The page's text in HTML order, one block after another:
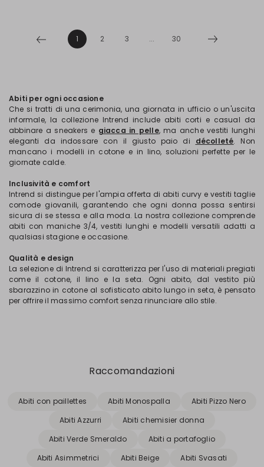
1 2 3 ... 30
Abiti per ogni occasione
Che si tratti di una cerimonia, una giornata in ufficio o un'uscita
informale, la collezione Intrend include abiti corti e casual da
abbinare a sneakers e giacca in pelle, ma anche vestiti lunghi
eleganti da indossare con il giusto paio di décolleté. Non
mancano i modelli in cotone e in lino, soluzioni perfette per le
giornate calde.
Inclusività e comfort
Intrend si distingue per l'ampia offerta di abiti curvy e vestiti taglie
comode giovanili, garantendo che ogni donna possa sentirsi
sicura di se stessa e alla moda. La nostra collezione comprende
abiti con maniche 3/4, vestiti lunghi e modelli versatili adatti a
qualsiasi stagione e occasione.
Qualità e design
La selezione di Intrend si caratterizza per l'uso di materiali pregiati
come il cotone, il lino e la seta. Ogni abito, dal vestito più
sbarazzino in cotone al sofisticato abito lungo in seta, è pensato
per offrire il massimo comfort senza rinunciare allo stile.
Raccomandazioni
Abiti con paillettes Abiti Monospalla
Abiti Pizzo Nero
Abiti Azzurri
Abiti chemisier donna
Abiti Verde Smeraldo
Abiti a portafoglio
Abiti Asimmetrici
Abiti Beige
Abiti Svasati